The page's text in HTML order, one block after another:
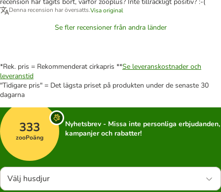
recension har tagits bort, varför zooplus? Inte tillräckligt positiv? :-(
Denna recension har översatts.Visa original
Se fler recensioner från andra länder
*Rek. pris = Rekommenderat cirkapris **Se leveranskostnader och
leveranstid
"Tidigare pris" = Det lägsta priset på produkten under de senaste 30
dagarna
333
zooPoäng
Nyhetsbrev - Missa inte personliga erbjudanden,
kampanjer och rabatter!
Välj husdjur